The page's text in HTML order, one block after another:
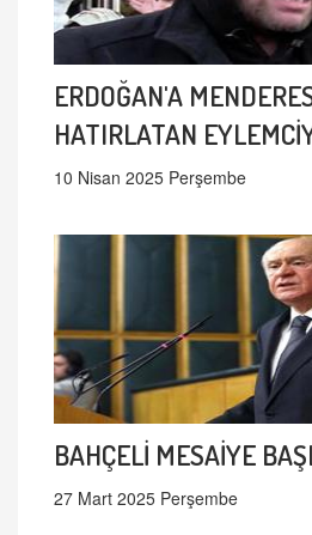
ERDOĞAN'A
HATIRLATAN
10 Nisan 2025 Perşembe
BAHÇELİ MESAİYE
27 Mart 2025 Perşembe